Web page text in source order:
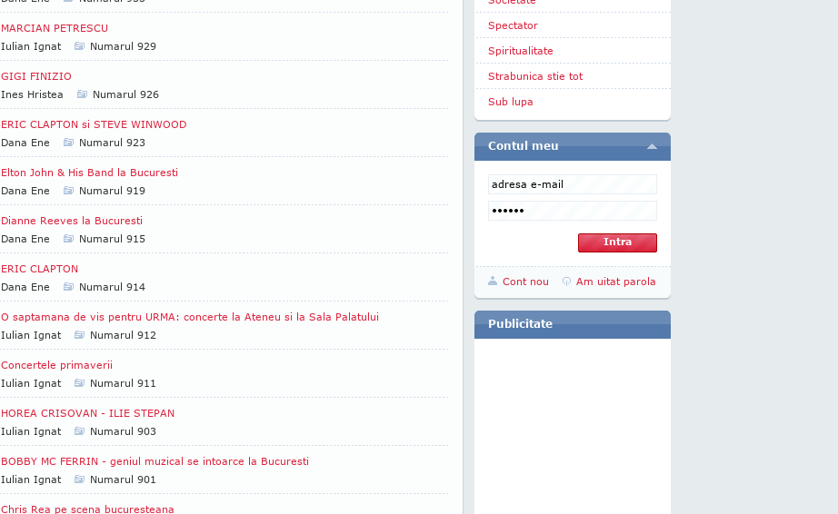
MARCIAN PETRESCU
Iulian Ignat
Numarul 929
GIGI FINIZIO
Ines Hristea
Numarul 926
ERIC CLAPTON si STEVE WINWOOD
Dana Ene
Numarul 923
Elton John & His Band la Bucuresti
Dana Ene
Numarul 919
Dianne Reeves la Bucuresti
Dana Ene
Numarul 915
ERIC CLAPTON
Dana Ene
Numarul 914
O saptamana de vis pentru URMA: concerte la Ateneu si la Sala Palatului
Iulian Ignat
Numarul 912
Concertele primaverii
Iulian Ignat
Numarul 911
HOREA CRISOVAN - ILIE STEPAN
Iulian Ignat
Numarul 903
BOBBY MC FERRIN - geniul muzical se intoarce la Bucuresti
Iulian Ignat
Numarul 901
Chris Rea pe scena bucuresteana
Spectator
Spiritualitate
Strabunica stie tot
Sub lupa
Contul meu
Cont nou Am uitat parola
Publicitate